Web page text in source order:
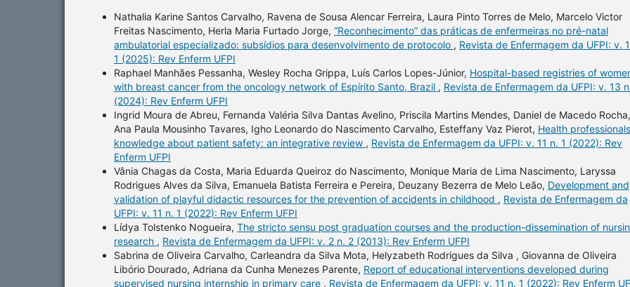
Nathalia Karine Santos Carvalho, Ravena de Sousa Alencar Ferreira, Laura Pinto Torres de Melo, Marcelo Victor
Freitas Nascimento, Herla Maria Furtado Jorge, “Reconhecimento” das práticas de enfermeiras no pré-natal
ambulatorial especializado: subsídios para desenvolvimento de protocolo , Revista de Enfermagem da UFPI: v.
1 (2025): Rev Enferm UFPI
Raphael Manhães Pessanha, Wesley Rocha Grippa, Luís Carlos Lopes-Júnior, Hospital-based registries of
with breast cancer from the oncology network of Espírito Santo, Brazil , Revista de Enfermagem da UFPI: v. 13
(2024): Rev Enferm UFPI
Ingrid Moura de Abreu, Fernanda Valéria Silva Dantas Avelino, Priscila Martins Mendes, Daniel de Macedo Rocha,
Ana Paula Mousinho Tavares, Igho Leonardo do Nascimento Carvalho, Esteffany Vaz Pierot, Health
knowledge about patient safety: an integrative review , Revista de Enfermagem da UFPI: v. 11 n. 1 (2022): Rev
Enferm UFPI
Vânia Chagas da Costa, Maria Eduarda Queiroz do Nascimento, Monique Maria de Lima Nascimento, Laryssa
Rodrigues Alves da Silva, Emanuela Batista Ferreira e Pereira, Deuzany Bezerra de Melo Leão, Development and
validation of playful didactic resources for the prevention of accidents in childhood , Revista de Enfermagem da
UFPI: v. 11 n. 1 (2022): Rev Enferm UFPI
Lídya Tolstenko Nogueira, The stricto sensu post graduation courses and the production-dissemination of
research , Revista de Enfermagem da UFPI: v. 2 n. 2 (2013): Rev Enferm UFPI
Sabrina de Oliveira Carvalho, Carleandra da Silva Mota, Helyzabeth Rodrigues da Silva , Giovanna de Oliveira
Libório Dourado, Adriana da Cunha Menezes Parente, Report of educational interventions developed during
supervised nursing internship in primary care , Revista de Enfermagem da UFPI: v. 11 n. 1 (2022): Rev Enferm